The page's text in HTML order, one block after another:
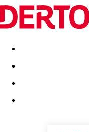
Destinatii Vacanta